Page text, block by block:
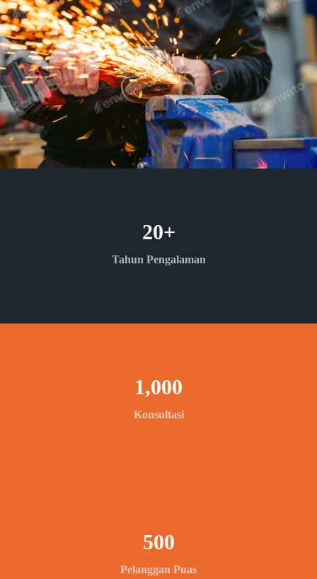
Tahun Pengalaman
20+
Konsultasi
1,000
Pelanggan Puas
500